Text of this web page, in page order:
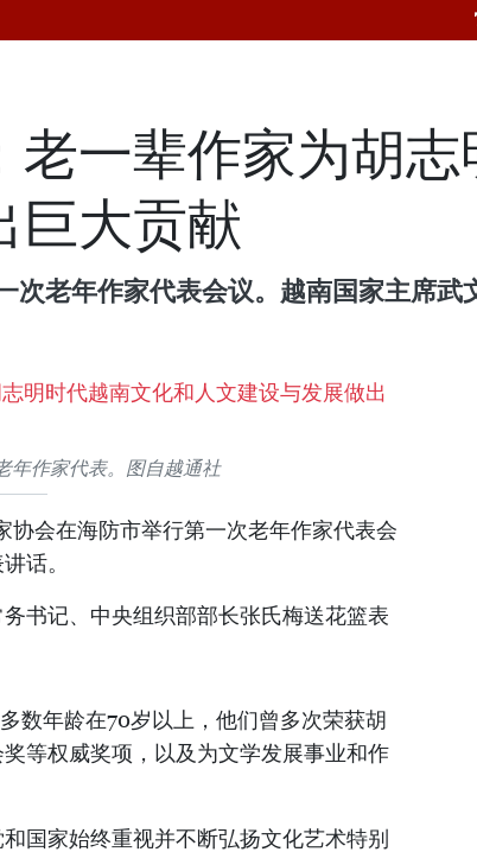
老一辈作家为胡
巨大贡献
老年作家代表会议。越南国家主席武
年作家代表。图自越通社
会在海防市举行第一次老年作家代表会
话。
书记、中央组织部部长张氏梅送花篮表
数年龄在70岁以上，他们曾多次荣获胡
等权威奖项，以及为文学发展事业和作
国家始终重视并不断弘扬文化艺术特别